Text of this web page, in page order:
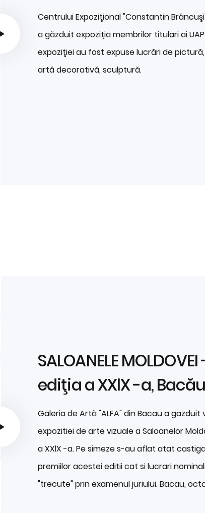
Centrului Expoziţional "Constantin
a găzduit expoziţia membrilor titulari ai
expoziţiei au fost expuse lucrări de
artă decorativă, sculptură.
SALOANELE MOLDOVEI
ediţia a XXlX -a,
Galeria de Artă "ALFA" din Bacau a gazduit
expozitiei de arte vizuale a Saloanelor
a XXlX -a. Pe simeze s-au aflat atat
premiilor acestei editii cat si lucrari
"trecute" prin examenul juriului. Bacau,